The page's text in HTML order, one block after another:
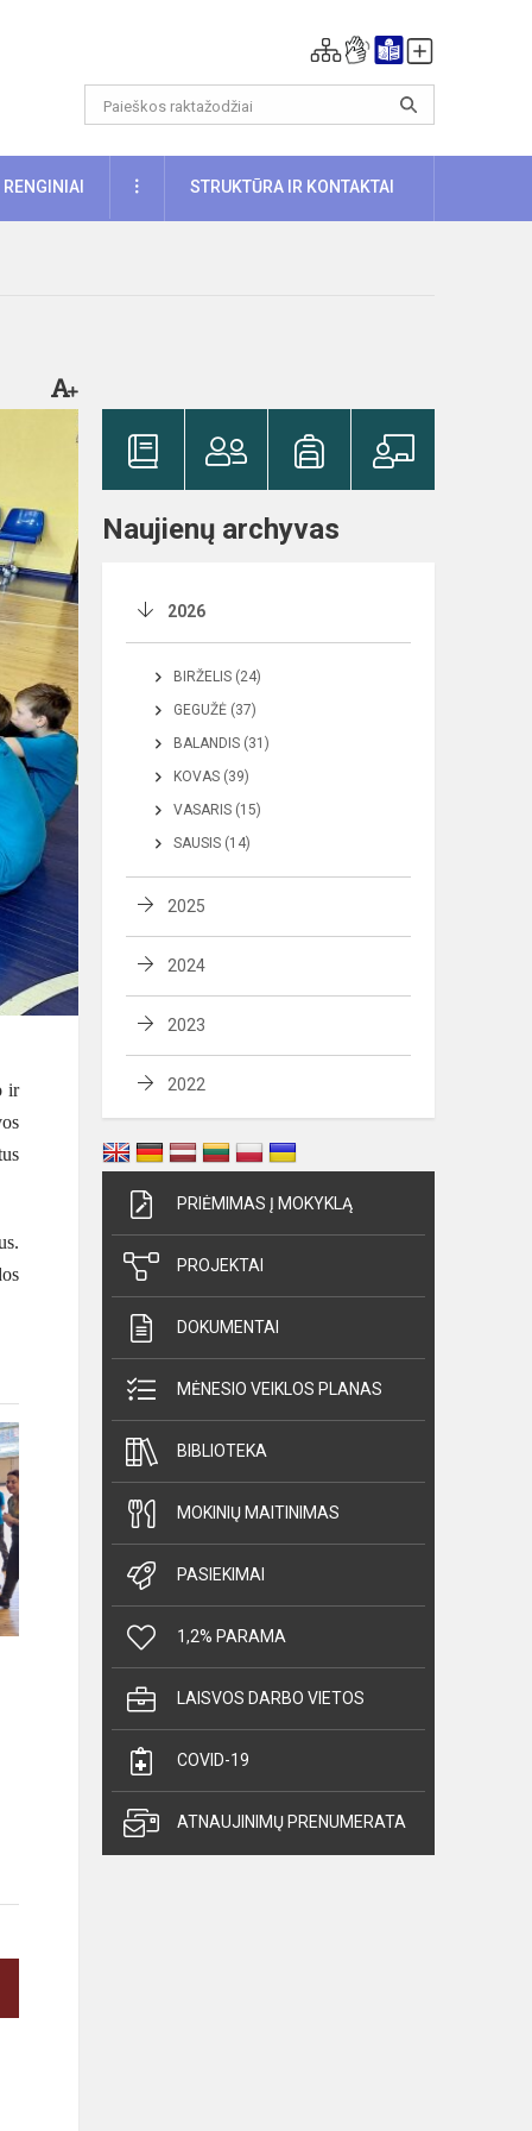
RENGINIAI DAUGIAUSTRUKTŪRA IR KONTAKTAI
ir
Naujienų archyvas
2026
BIRŽELIS (24)
GEGUŽĖ (37)
BALANDIS (31)
KOVAS (39)
VASARIS (15)
SAUSIS (14)
2025
2024
2023
2022
PRIĖMIMAS Į MOKYKLĄ
PROJEKTAI
DOKUMENTAI
MĖNESIO VEIKLOS PLANAS
BIBLIOTEKA
MOKINIŲ MAITINIMAS
PASIEKIMAI
1,2% PARAMA
LAISVOS DARBO VIETOS
COVID-19
ATNAUJINIMŲ PRENUMERATA